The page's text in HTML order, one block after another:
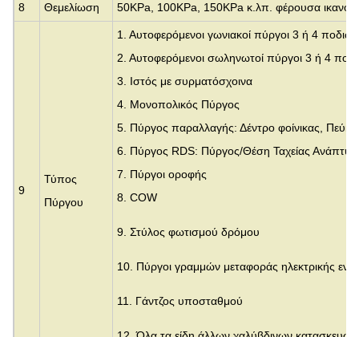
8 Θεμελίωση 50KPa, 100KPa, 150KPa κ.λπ. φέρουσα
9
Τύπος
Πύργου
1. Αυτοφερόμενοι γωνιακοί πύργοι 3 ή 4 ποδιών
2. Αυτοφερόμενοι σωληνωτοί πύργοι 3 ή 4
3. Ιστός με συρματόσχοινα
4. Μονοπολικός Πύργος
5. Πύργος παραλλαγής: Δέντρο φοίνικας,
6. Πύργος RDS: Πύργος/Θέση Ταχείας
7. Πύργοι οροφής
8. COW
9. Στύλος φωτισμού δρόμου
10. Πύργοι γραμμών μεταφοράς ηλεκτρικής
11. Γάντζος υποσταθμού